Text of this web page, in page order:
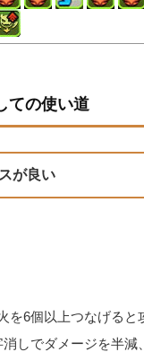
ての使い道
が良い
を6個以上つなげると
しでダメージを半減